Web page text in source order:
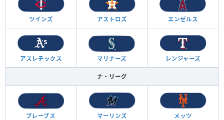
ツインズ アストロズ エンゼルス
アスレチックス マリナーズ レンジャーズ
ナ・リーグ
ブレーブス マーリンズ メッツ